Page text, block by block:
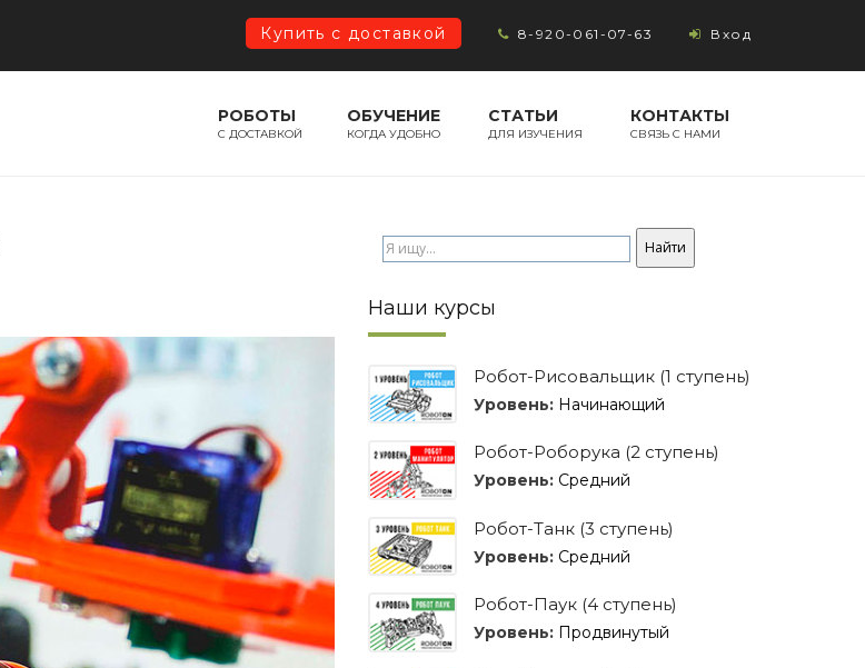
Купить с доставкой 8-920-061-07-63 Вход
РОБОТЫ
С ДОСТАВКОЙ
ОБУЧЕНИЕ
КОГДА УДОБНО
СТАТЬИ
ДЛЯ ИЗУЧЕНИЯ
КОНТАКТЫ
СВЯЗЬ С НАМИ
Наши курсы
Робот-Рисовальщик (1 ступень)
Уровень: Начинающий
Робот-Роборука (2 ступень)
Уровень: Средний
Робот-Танк (3 ступень)
Уровень: Средний
Робот-Паук (4 ступень)
Уровень: Продвинутый